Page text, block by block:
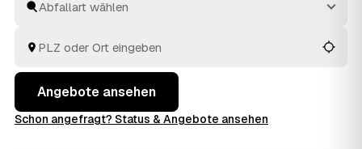
kommt zu Ihnen, wird befüllt und wieder abgeholt, die
Angebote aus Arnstein und
Hammelburg
Angebote ansehen
Schon angefragt? Status & Angebote ansehen